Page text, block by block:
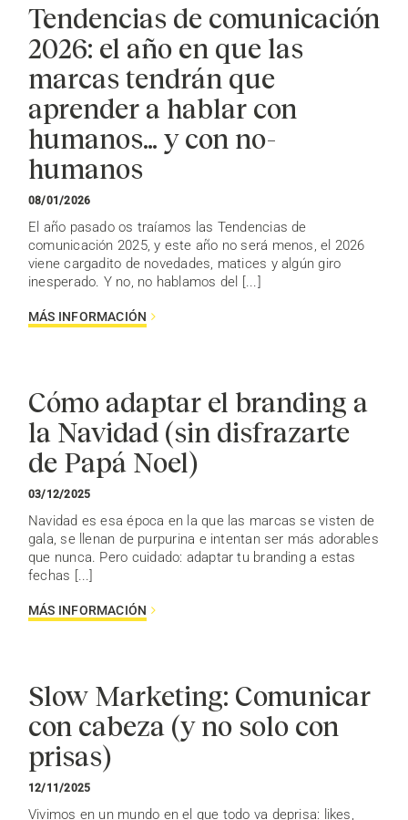
Tendencias de comunicación
2026: el año en que las
marcas tendrán que
aprender a hablar con
humanos… y con no-
humanos
08/01/2026
El año pasado os traíamos las Tendencias de
comunicación 2025, y este año no será menos, el 2026
viene cargadito de novedades, matices y algún giro
inesperado. Y no, no hablamos del [...]
MÁS INFORMACIÓN
Cómo adaptar el branding a
la Navidad (sin disfrazarte
de Papá Noel)
03/12/2025
Navidad es esa época en la que las marcas se visten de
gala, se llenan de purpurina e intentan ser más adorables
que nunca. Pero cuidado: adaptar tu branding a estas
fechas [...]
MÁS INFORMACIÓN
Slow Marketing: Comunicar
con cabeza (y no solo con
prisas)
12/11/2025
Vivimos en un mundo en el que todo va deprisa: likes,